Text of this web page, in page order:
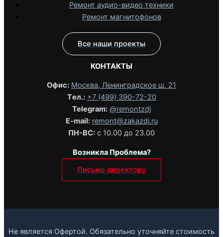
Ремонт аудио-видео техники
Ремонт магнитофонов
Все наши проекты
КОНТАКТЫ
Офис: Москва, Ленинградское ш. 21
Tел.: +7 (499) 390-72-20
Telegram: @remontzdj‬
E-mail: remont@zakazdj.ru
ПН-ВС: с 10.00 до 23.00
Возникла Проблема?
Письмо директору
Не является Офертой. Обязательно уточняйте стоимость